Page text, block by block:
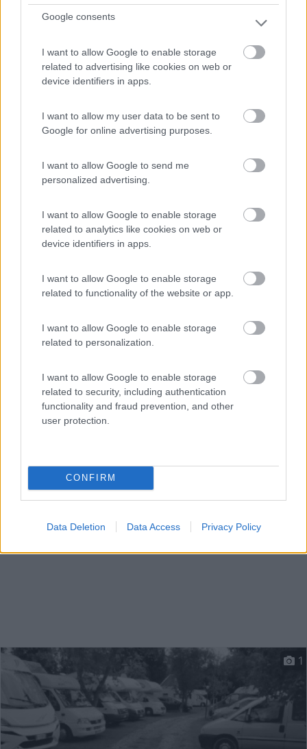
Google consents
I want to allow Google to enable storage
related to advertising like cookies on web or
device identifiers in apps.
I want to allow my user data to be sent to
Google for online advertising purposes.
I want to allow Google to send me
personalized advertising.
I want to allow Google to enable storage
related to analytics like cookies on web or
device identifiers in apps.
I want to allow Google to enable storage
related to functionality of the website or app.
I want to allow Google to enable storage
related to personalization.
I want to allow Google to enable storage
related to security, including authentication
functionality and fraud prevention, and other
user protection.
CONFIRM
Data Deletion Data Access Privacy Policy
Troja - 108.6km
TrojskÃ 151
Camp Fremunt
9,7
Servizi / Posizione
Piccolo camper stop a gestione privata con 8 piazzole,
1